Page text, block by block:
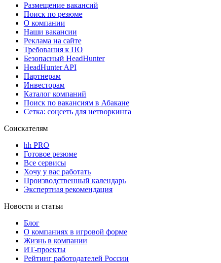
Размещение вакансий
Поиск по резюме
О компании
Наши вакансии
Реклама на сайте
Требования к ПО
Безопасный HeadHunter
HeadHunter API
Партнерам
Инвесторам
Каталог компаний
Поиск по вакансиям в Абакане
Сетка: соцсеть для нетворкинга
Соискателям
hh PRO
Готовое резюме
Все сервисы
Хочу у вас работать
Производственный календарь
Экспертная рекомендация
Новости и статьи
Блог
О компаниях в игровой форме
Жизнь в компании
ИТ-проекты
Рейтинг работодателей России